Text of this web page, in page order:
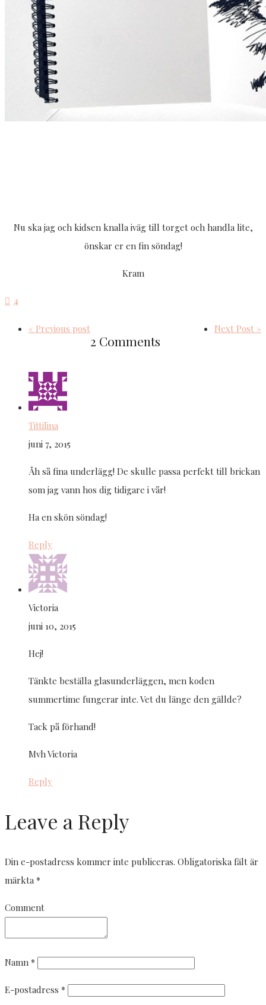
Nu ska jag och kidsen knalla iväg till torget och handla lite,
önskar er en fin söndag!
Kram
4
« Previous post Next Post »
2 Comments
Tittilina
juni 7, 2015
Åh så fina underlägg! De skulle passa perfekt till brickan
som jag vann hos dig tidigare i vår!
Ha en skön söndag!
Reply
Victoria
juni 10, 2015
Hej!
Tänkte beställa glasunderläggen, men koden
summertime fungerar inte. Vet du länge den gällde?
Tack på förhand!
Mvh Victoria
Reply
Leave a Reply
Din e-postadress kommer inte publiceras. Obligatoriska fält är
märkta *
Comment
Namn *
E-postadress *